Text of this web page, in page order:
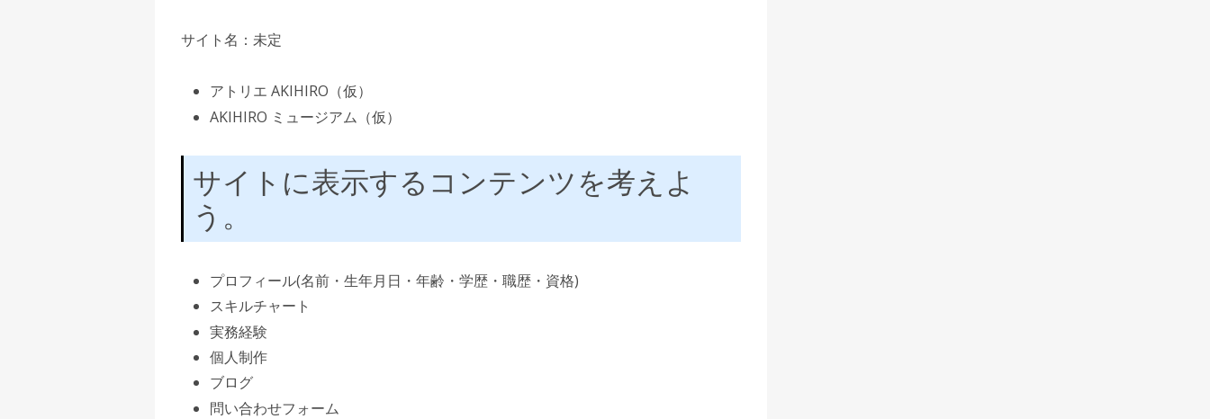
サイト名：未定
アトリエ AKIHIRO（仮）
AKIHIRO ミュージアム（仮）
サイトに表示するコンテンツを考えよ
う。
プロフィール(名前・生年月日・年齢・学歴・職歴・資格)
スキルチャート
実務経験
個人制作
ブログ
問い合わせフォーム